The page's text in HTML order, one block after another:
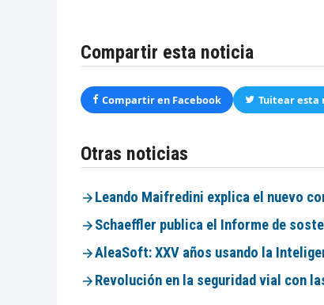
Compartir esta noticia
Compartir en Facebook Tuitear esta
Otras noticias
Leando Maifredini explica el nuevo
Schaeffler publica el Informe de
AleaSoft: XXV años usando la
Revolución en la seguridad vial con